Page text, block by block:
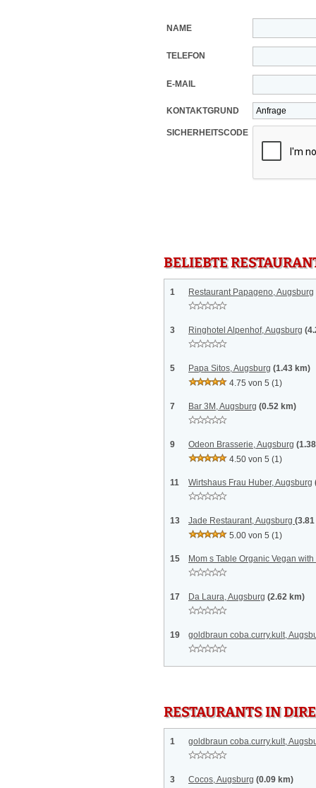
NAME
TELEFON
E-MAIL
KONTAKTGRUND
SICHERHEITSCODE
BELIEBTE
1 Restaurant Papageno, Augsburg
3 Ringhotel Alpenhof, Augsburg
5 Papa Sitos, Augsburg (1.43 km)
4.75 von 5 (1)
7 Bar 3M, Augsburg (0.52 km)
9 Odeon Brasserie, Augsburg
4.50 von 5 (1)
11 Wirtshaus Frau Huber, Augsburg
13 Jade Restaurant, Augsburg
5.00 von 5 (1)
15 Mom s Table Organic Vegan
17 Da Laura, Augsburg (2.62 km)
19 goldbraun coba.curry.kult,
RESTAURANTS IN
1 goldbraun coba.curry.kult,
3 Cocos, Augsburg (0.09 km)